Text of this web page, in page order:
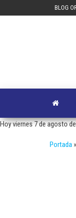
BLOG
Hoy viernes 7 de agosto
Portada »